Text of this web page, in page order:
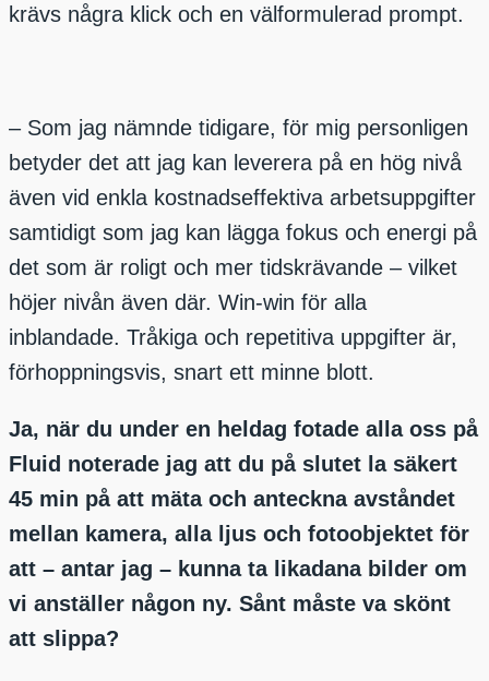
krävs några klick och en välformulerad prompt.
– Som jag nämnde tidigare, för mig personligen
betyder det att jag kan leverera på en hög nivå
även vid enkla kostnadseffektiva arbetsuppgifter
samtidigt som jag kan lägga fokus och energi på
det som är roligt och mer tidskrävande – vilket
höjer nivån även där. Win-win för alla
inblandade. Tråkiga och repetitiva uppgifter är,
förhoppningsvis, snart ett minne blott.
Ja, när du under en heldag fotade alla oss på
Fluid noterade jag att du på slutet la säkert
45 min på att mäta och anteckna avståndet
mellan kamera, alla ljus och fotoobjektet för
att – antar jag – kunna ta likadana bilder om
vi anställer någon ny. Sånt måste va skönt
att slippa?